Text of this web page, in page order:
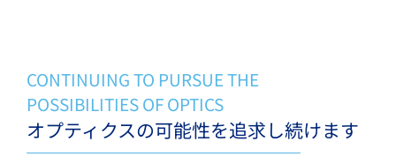
CONTINUING TO PURSUE THE
POSSIBILITIES OF OPTICS
オプティクスの可能性を追求し続けます